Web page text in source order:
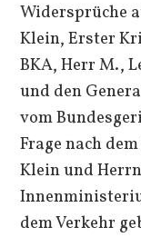
Widersprüche
Klein, Erster
BKA, Herr M.,
und den
vom
Frage nach
Klein und
dem Verkehr